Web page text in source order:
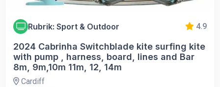
Rubrik: Sport & Outdoor 4.9
2024 Cabrinha Switchblade kite surfing kite
with pump , harness, board, lines and Bar
8m, 9m,10m 11m, 12, 14m
Cardiff